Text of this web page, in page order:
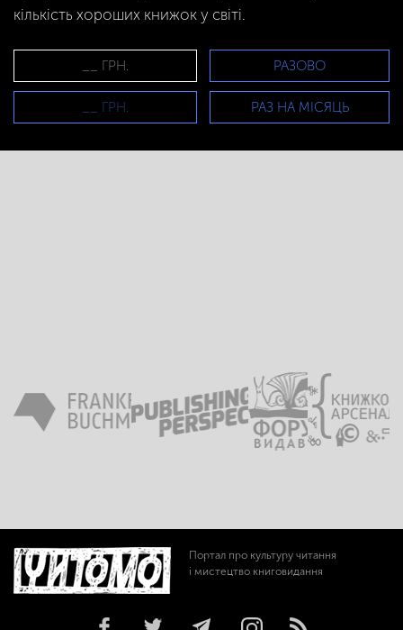
кількість хороших книжок у світі.
РАЗОВО
РАЗ НА МІСЯЦЬ
Портал про культуру читання
і мистецтво книговидання